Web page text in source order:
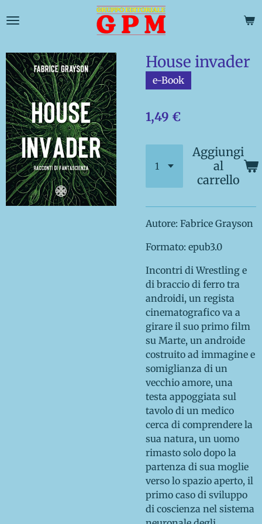
al
principale
House invader
e-Book
1,49 €
Aggiungi
al
carrello
Autore: Fabrice Grayson
Formato: epub3.0
Incontri di Wrestling e
di braccio di ferro tra
androidi, un regista
cinematografico va a
girare il suo primo film
su Marte, un androide
costruito ad immagine e
somiglianza di un
vecchio amore, una
testa appoggiata sul
tavolo di un medico
cerca di comprendere la
sua natura, un uomo
rimasto solo dopo la
partenza di sua moglie
verso lo spazio aperto, il
primo caso di sviluppo
di coscienza nel sistema